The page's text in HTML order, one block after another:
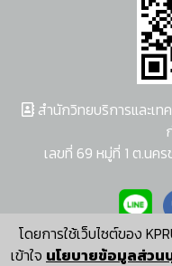
โดยการใช้เว็บไซต์ของ
เข้าใจ นโยบายข้อมูลส่วน
สำนักวิทยบริการและเท
เลขที่ 69 หมู่ที่ 1 ต.นค
ผู้พัฒนา